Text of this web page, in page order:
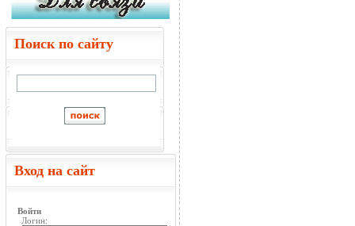
Поиск по сайту
Вход на сайт
Войти
Логин: